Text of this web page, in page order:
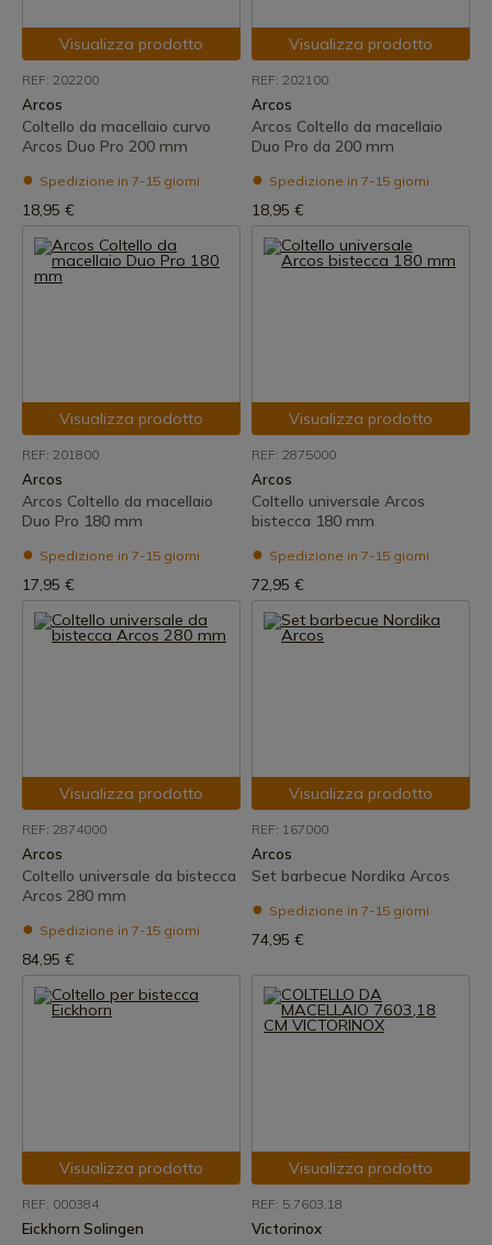
Visualizza prodotto
REF: 202200
Arcos
Coltello da macellaio curvo
Arcos Duo Pro 200 mm
Spedizione in 7-15 giorni
18,95 €
Visualizza prodotto
REF: 202100
Arcos
Arcos Coltello da macellaio
Duo Pro da 200 mm
Spedizione in 7-15 giorni
18,95 €
Visualizza prodotto
REF: 201800
Arcos
Arcos Coltello da macellaio
Duo Pro 180 mm
Spedizione in 7-15 giorni
17,95 €
Visualizza prodotto
REF: 2875000
Arcos
Coltello universale Arcos
bistecca 180 mm
Spedizione in 7-15 giorni
72,95 €
Visualizza prodotto
REF: 2874000
Arcos
Coltello universale da bistecca
Arcos 280 mm
Spedizione in 7-15 giorni
84,95 €
Visualizza prodotto
REF: 167000
Arcos
Set barbecue Nordika Arcos
Spedizione in 7-15 giorni
74,95 €
Visualizza prodotto
REF: 000384
Eickhorn Solingen
Visualizza prodotto
REF: 5.7603.18
Victorinox